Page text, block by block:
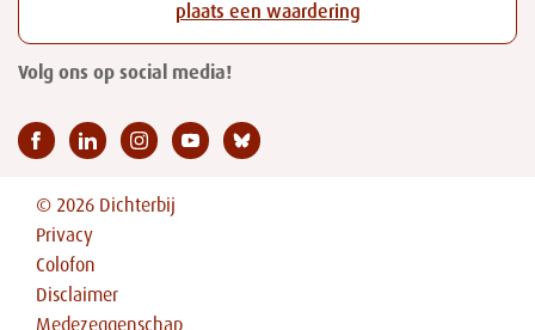
plaats een waardering
Volg ons op social media!
© 2026 Dichterbij
Privacy
Colofon
Disclaimer
Medezeggenschap